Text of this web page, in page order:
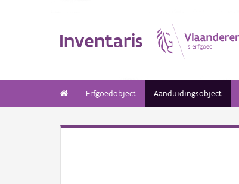
Inventaris
Erfgoedobject Aanduidingsobject